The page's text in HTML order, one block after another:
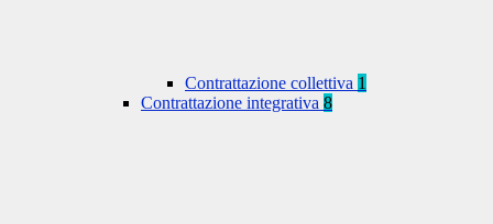
Contrattazione collettiva 1
Contrattazione integrativa 8